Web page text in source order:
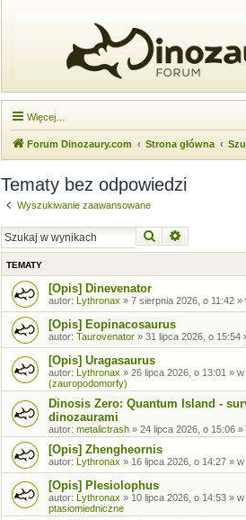
Więcej…
Forum Dinozaury.com Strona główna
Tematy bez odpowiedzi
Wyszukiwanie zaawansowane
Szukaj
TEMATY
[Opis] Dinevenator
autor: Lythronax » 7 sierpnia 2026, o 11:42 »
[Opis] Eopinacosaurus
autor: Taurovenator » 31 lipca 2026, o 15:54
[Opis] Uragasaurus
autor: Lythronax » 26 lipca 2026, o 13:01 » w
(zauropodomorfy)
Dinosis Zero: Quantum Island -
dinozaurami
autor: metalictrash » 24 lipca 2026, o 15:06 »
[Opis] Zhengheornis
autor: Lythronax » 16 lipca 2026, o 14:27 » w
[Opis] Plesiolophus
autor: Lythronax » 10 lipca 2026, o 14:53 » w
ptasiomiedniczne